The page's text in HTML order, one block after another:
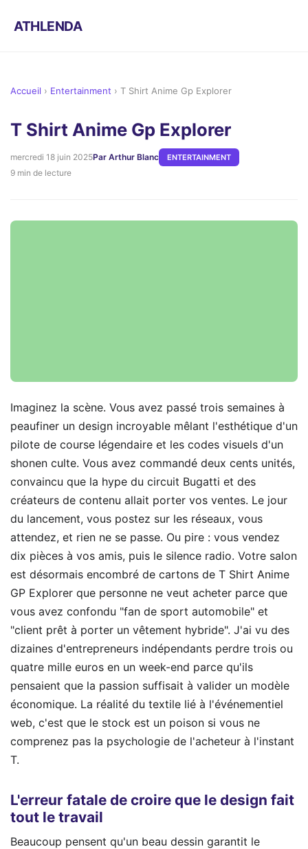
ATHLENDA
Accueil › Entertainment › T Shirt Anime Gp Explorer
T Shirt Anime Gp Explorer
mercredi 18 juin 2025Par Arthur Blanc ENTERTAINMENT
9 min de lecture
Imaginez la scène. Vous avez passé trois semaines à
peaufiner un design incroyable mêlant l'esthétique d'un
pilote de course légendaire et les codes visuels d'un
shonen culte. Vous avez commandé deux cents unités,
convaincu que la hype du circuit Bugatti et des
créateurs de contenu allait porter vos ventes. Le jour
du lancement, vous postez sur les réseaux, vous
attendez, et rien ne se passe. Ou pire : vous vendez
dix pièces à vos amis, puis le silence radio. Votre salon
est désormais encombré de cartons de T Shirt Anime
GP Explorer que personne ne veut acheter parce que
vous avez confondu "fan de sport automobile" et
"client prêt à porter un vêtement hybride". J'ai vu des
dizaines d'entrepreneurs indépendants perdre trois ou
quatre mille euros en un week-end parce qu'ils
pensaient que la passion suffisait à valider un modèle
économique. La réalité du textile lié à l'événementiel
web, c'est que le stock est un poison si vous ne
comprenez pas la psychologie de l'acheteur à l'instant
T.
L'erreur fatale de croire que le design fait
tout le travail
Beaucoup pensent qu'un beau dessin garantit le